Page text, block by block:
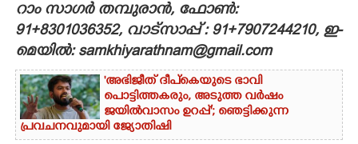
CARTOONS
LITERATURE
ZOOM
റാം സാഗർ തമ്പുരാൻ, ഫോൺ:
91+8301036352, വാട്സാപ്പ് : 91+7907244210, ഇ-
മെയിൽ: samkhiyarathnam@gmail.com
'അഭിജീത് ദീപ്‌കെയുടെ ഭാവി
പൊട്ടിത്തകരും, അടുത്ത വർഷം
ജയിൽവാസം ഉറപ്പ്'; ഞെട്ടിക്കുന്ന
പ്രവചനവുമായി ജ്യോതിഷി